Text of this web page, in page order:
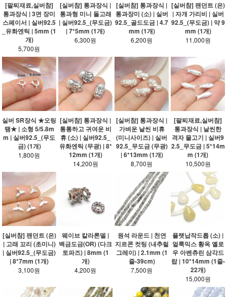
[팔찌재료,실버참]
통과장식 | 3면 장미
스페이서 | 실버92.5
_유화엔틱 | 5mm (1
개)
5,700원
[실버참] 통과장식 |
통과형 미니 돌고래
| 실버92.5_(무도금)
| 7*5mm (1개)
6,300원
[실버참] 통과장식 |
통과장미 (소) | 실버
92.5_골드도금 | 4.7
mm (1개)
6,200원
[실버참] 팬던트 (은)
| 자개 가리비 | 실버
92.5_(무도금) | 약 9
mm (1개)
11,000원
실버 SR장식 ★오링
땜★ | 소형 5/5.8m
m | 실버92.5_(무도
금) (1개)
1,800원
[실버참] 통과장식 |
통통하고 귀여운 비
휴 (소) | 실버92.5_
유화엔틱 (무광) | 8*
12mm (1개)
14,200원
[실버참] 통과장식 |
가벼운 날씬 비휴
(미니사이즈) | 실버
92.5_무도금 (무광)
| 6*13mm (1개)
8,700원
[팔찌재료,실버참]
통과장식 | 날씬한
격자 물고기 | 실버9
2.5_무도금 | 5*14m
m (1개)
10,500원
[실버참] 팬던트 (은)
| 고래 꼬리 (초미니)
| 실버92.5_(무도금)
| 8*7mm (1개)
3,100원
웨이브 칼라론델 |
백금도금(OR) (다크
토파즈) | 8mm (1
개)
4,200원
원석 라운드 | 천연
지르콘 컷팅 (내추럴
그레이) | 2.1mm (1
줄-39cm)
7,500원
플랫납작드롭 (소) |
얼룩믹스 황옥 옐로
우 아벤츄린 삼각드
랍 | 10*14mm (1줄-
22개)
15,000원